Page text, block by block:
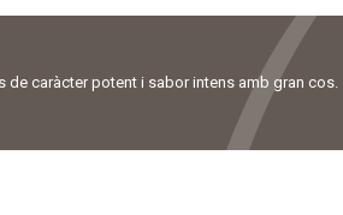
de caràcter potent i sabor intens amb gran cos.